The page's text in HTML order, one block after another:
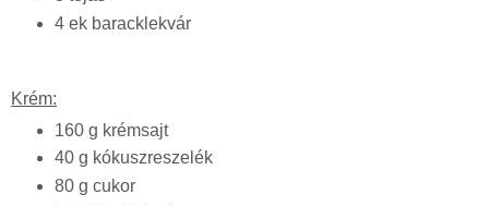
4 ek baracklekvár
Krém:
160 g krémsajt
40 g kókuszreszelék
80 g cukor